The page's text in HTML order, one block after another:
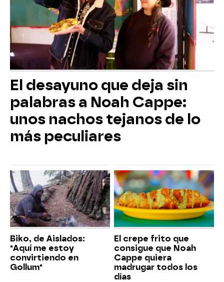
El desayuno que deja sin
palabras a Noah Cappe:
unos nachos tejanos de lo
más peculiares
Biko, de Aislados:
"Aquí me estoy
convirtiendo en
Gollum"
El crepe frito que
consigue que Noah
Cappe quiera
madrugar todos los
días